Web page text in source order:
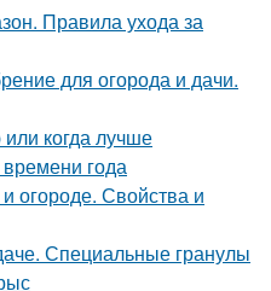
Правила ухода за
для огорода и дачи.
когда лучше
года
огороде. Свойства и
Специальные гранулы